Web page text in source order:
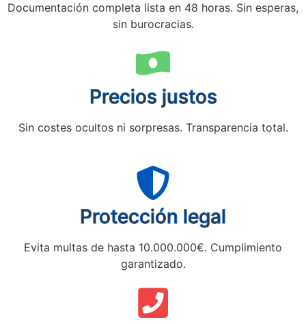
Documentación completa lista en 48 horas. Sin esperas,
sin burocracias.
Precios justos
Sin costes ocultos ni sorpresas. Transparencia total.
Protección legal
Evita multas de hasta 10.000.000€. Cumplimiento
garantizado.